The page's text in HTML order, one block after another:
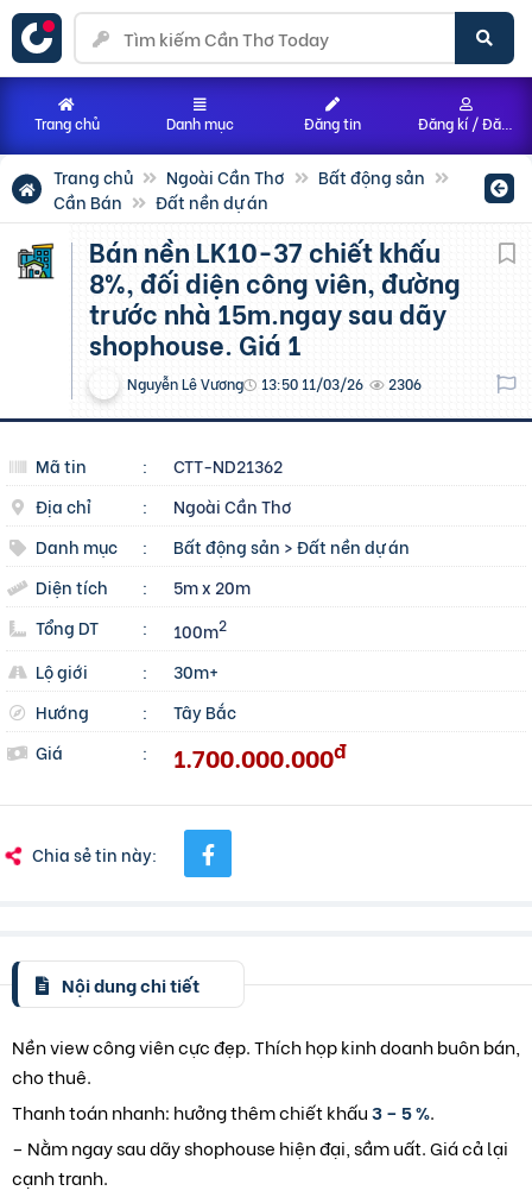
Trang chủ Ngoài Cần Thơ
Bất động sản
Cần Bán
Đất nền dự án
Bán nền LK10-37 chiết khấu
8%, đối diện công viên, đường
trước nhà 15m.ngay sau dãy
shophouse. Giá 1
Nguyễn Lê Vương 13:50 11/03/26 2306
Mã tin :
CTT-ND21362
Địa chỉ
:
Ngoài Cần Thơ
Danh mục
: Bất động sản >Đất nền dự án
Diện tích
:
5m x 20m
Tổng DT
: 100m2
Lộ giới :
30m+
Hướng
:
Tây Bắc
Giá
: 1.700.000.000đ
Chia sẻ tin này:
Nội dung chi tiết
Nền view công viên cực đẹp. Thích họp kinh doanh buôn bán,
cho thuê.
Thanh toán nhanh: hưởng thêm chiết khấu3 – 5 %.
– Nằm ngay sau dãy shophouse hiện đại, sầm uất. Giá cả lại
cạnh tranh.
Trang chủ Danh mục Đăng tin